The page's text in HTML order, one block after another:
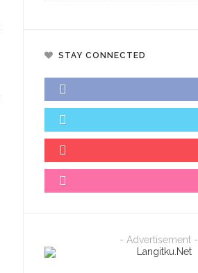
STAY CONNECTED
- Advertisement -